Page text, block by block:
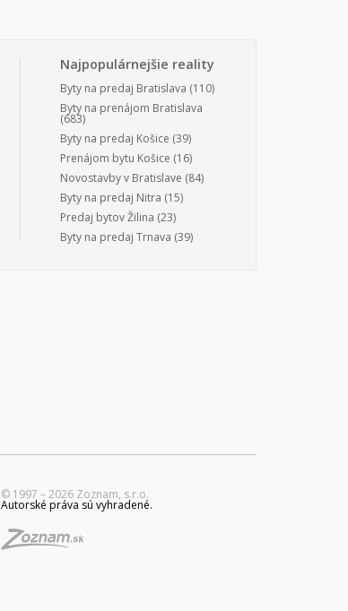
Najpopulárnejšie reality
Byty na predaj Bratislava (110)
Byty na prenájom Bratislava
(683)
Byty na predaj Košice (39)
Prenájom bytu Košice (16)
Novostavby v Bratislave (84)
Byty na predaj Nitra (15)
Predaj bytov Žilina (23)
Byty na predaj Trnava (39)
© 1997 – 2026 Zoznam, s.r.o.
Autorské práva sú vyhradené.